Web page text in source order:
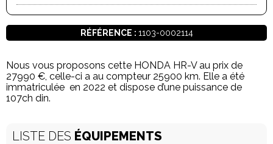
RÉFÉRENCE : 1103-0002114
Nous vous proposons cette HONDA HR-V au prix de
27990 €, celle-ci a au compteur 25900 km. Elle a été
immatriculée en 2022 et dispose d’une puissance de
107ch din.
LISTE DES ÉQUIPEMENTS